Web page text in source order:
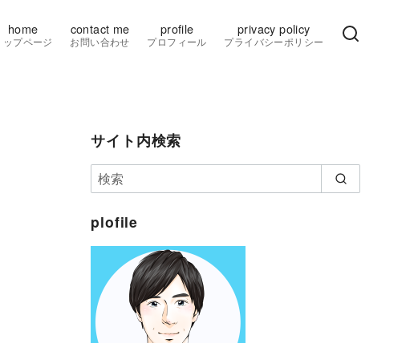
home
ップページ
contact me
お問い合わせ
profile
プロフィール
privacy policy
プライバシーポリシー
サイト内検索
plofile